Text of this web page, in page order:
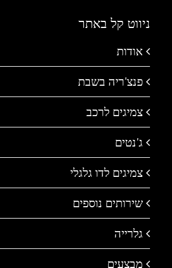
ניווט קל באתר
אודות
פנצ'ריה בשבת
צמיגים לרכב
ג'נטים
צמיגים לדו גלגלי
שירותים נוספים
גלרייה
מבצעים